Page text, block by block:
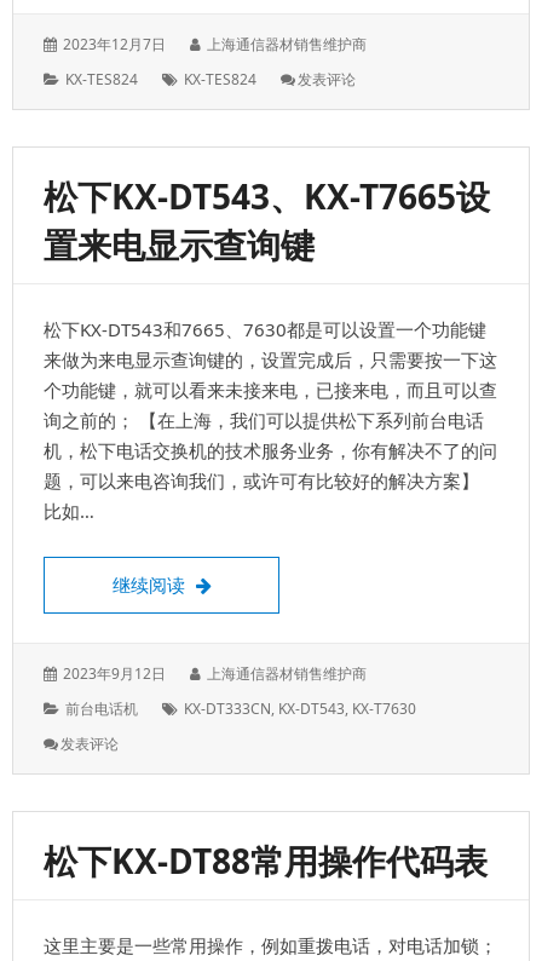
发
于：
2023年12月7日
作
上海通信器材销售维护商
分
KX-TES824
标
KX-TES824 发表评论: 松
TES824
外
线
可
修
改
成
0
松下KX-DT543、KX-T7665设
置来电显示查询键
松下KX-DT543和7665、7630都是可以设置一个功能键
来做为来电显示查询键的，设置完成后，只需要按一下这
个功能键，就可以看来未接来电，已接来电，而且可以查
询之前的； 【在上海，我们可以提供松下系列前台电话
机，松下电话交换机的技术服务业务，你有解决不了的问
题，可以来电咨询我们，或许可有比较好的解决方案】
比如…
继续阅读 松下KX-DT543、KX-T7665设置来电显示查
发
于：
2023年9月12日
作
上海通信器材销售维护商
分
前台电话机
标
KX-DT333CN, KX-DT543, KX-T7630
发表评论: 松
DT543、
T7665
设
电
松下KX-DT88常用操作代码表
这里主要是一些常用操作，例如重拨电话，对电话加锁；